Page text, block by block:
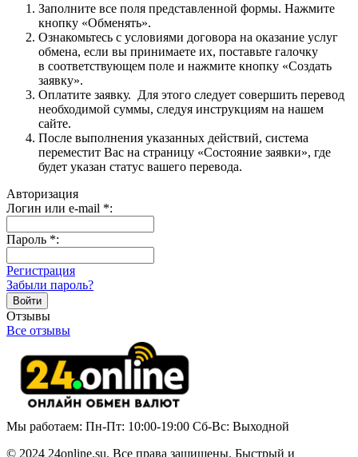
Заполните все поля представленной формы. Нажмите
кнопку «Обменять».
Ознакомьтесь с условиями договора на оказание услуг
обмена, если вы принимаете их, поставьте галочку
в соответствующем поле и нажмите кнопку «Создать
заявку».
Оплатите заявку. Для этого следует совершить перевод
необходимой суммы, следуя инструкциям на нашем
сайте.
После выполнения указанных действий, система
переместит Вас на страницу «Состояние заявки», где
будет указан статус вашего перевода.
Авторизация
Логин или e-mail *:
Пароль *:
Регистрация
Забыли пароль?
Отзывы
Все отзывы
Мы работаем: Пн-Пт: 10:00-19:00 Сб-Вс: Выходной
© 2024 24online.su. Все права защищены. Быстрый и